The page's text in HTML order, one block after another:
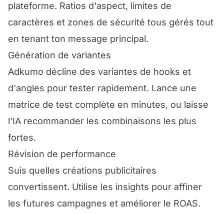
plateforme. Ratios d'aspect, limites de
caractères et zones de sécurité tous gérés tout
en tenant ton message principal.
Génération de variantes
Adkumo décline des variantes de hooks et
d'angles pour tester rapidement. Lance une
matrice de test complète en minutes, ou laisse
l'IA recommander les combinaisons les plus
fortes.
Révision de performance
Suis quelles créations publicitaires
convertissent. Utilise les insights pour affiner
les futures campagnes et améliorer le ROAS.